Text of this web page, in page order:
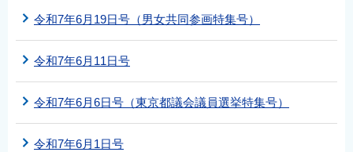
令和7年6月19日号（男女共同参画特集号）
令和7年6月11日号
令和7年6月6日号（東京都議会議員選挙特集号）
令和7年6月1日号